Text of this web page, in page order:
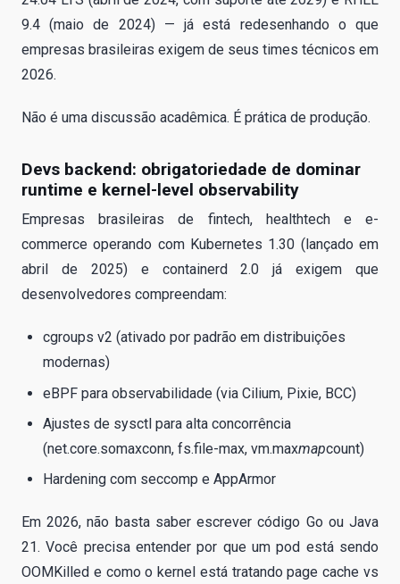
9.4 (maio de 2024) — já está redesenhando o que
empresas brasileiras exigem de seus times técnicos em
2026.
Não é uma discussão acadêmica. É prática de produção.
Devs backend: obrigatoriedade de dominar
runtime e kernel-level observability
Empresas brasileiras de fintech, healthtech e e-
commerce operando com Kubernetes 1.30 (lançado em
abril de 2025) e containerd 2.0 já exigem que
desenvolvedores compreendam:
cgroups v2 (ativado por padrão em distribuições
modernas)
eBPF para observabilidade (via Cilium, Pixie, BCC)
Ajustes de sysctl para alta concorrência
(net.core.somaxconn, fs.file-max, vm.maxmapcount)
Hardening com seccomp e AppArmor
Em 2026, não basta saber escrever código Go ou Java
21. Você precisa entender por que um pod está sendo
OOMKilled e como o kernel está tratando page cache vs